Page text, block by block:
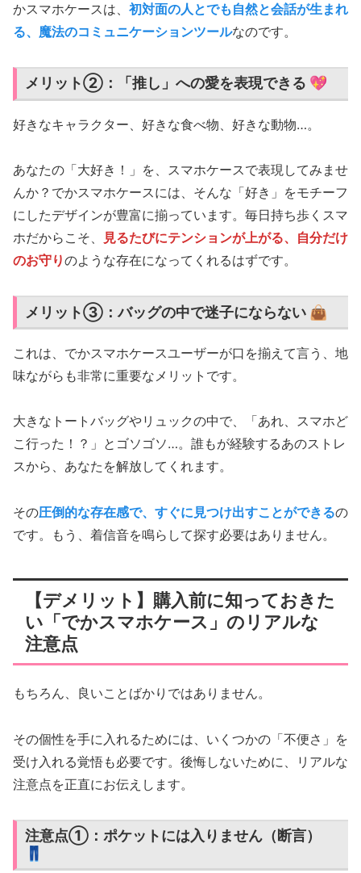
かスマホケースは、 初対面の人とでも自然と会話が生まれ
る、魔法のコミュニケーションツールなのです。
メリット②：「推し」への愛を表現できる 💖
好きなキャラクター、好きな食べ物、好きな動物…。
あなたの「大好き！」を、スマホケースで表現してみませ
んか？でかスマホケースには、そんな「好き」をモチーフ
にしたデザインが豊富に揃っています。毎日持ち歩くスマ
ホだからこそ、
見るたびにテンションが上がる、自分だけ
のお守りのような存在になってくれるはずです。
メリット③：バッグの中で迷子にならない 👜
これは、でかスマホケースユーザーが口を揃えて言う、地
味ながらも非常に重要なメリットです。
大きなトートバッグやリュックの中で、「あれ、スマホど
こ行った！？」とゴソゴソ…。誰もが経験するあのストレ
スから、あなたを解放してくれます。
その圧倒的な存在感で、すぐに見つけ出すことができるの
です。もう、着信音を鳴らして探す必要はありません。
【デメリット】購入前に知っておきた
い「でかスマホケース」のリアルな
注意点
もちろん、良いことばかりではありません。
その個性を手に入れるためには、いくつかの「不便さ」を
受け入れる覚悟も必要です。後悔しないために、リアルな
注意点を正直にお伝えします。
注意点①：ポケットには入りません（断言）
👖